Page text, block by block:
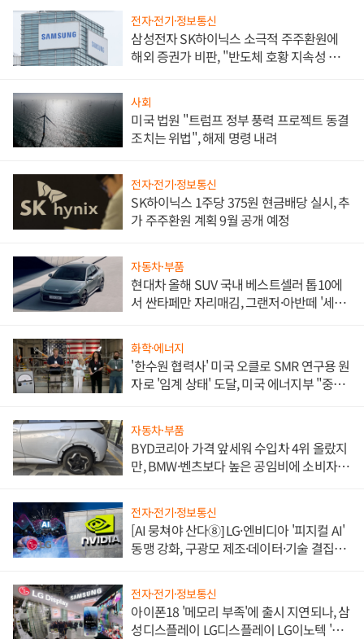
전자·전기·정보통신
삼성전자 SK하이닉스 소극적 주주환원에
해외 증권가 비판, "반도체 호황 지속성 의
사회
미국 법원 "트럼프 정부 풍력 프로젝트 동결
조치는 위법", 해제 명령 내려
전자·전기·정보통신
SK하이닉스 1주당 375원 현금배당 실시, 추
가 주주환원 계획 9월 공개 예정
자동차·부품
현대차 올해 SUV 국내 베스트셀러 톱10에
서 싼타페만 자리매김, 그랜저·아반떼 '세단
화학·에너지
'한수원 협력사' 미국 오클로 SMR 연구용 원
자로 '임계 상태' 도달, 미국 에너지부 "중요
자동차·부품
BYD코리아 가격 앞세워 수입차 4위 올랐지
만, BMW·벤츠보다 높은 공임비에 소비자
전자·전기·정보통신
[AI 뭉쳐야 산다⑧] LG·엔비디아 '피지컬 AI'
동맹 강화, 구광모 제조·데이터·기술 결집
전자·전기·정보통신
아이폰18 '메모리 부족'에 출시 지연되나, 삼
성디스플레이 LG디스플레이 LG이노텍 '탈